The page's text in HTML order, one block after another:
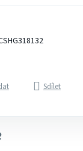
Sdílet